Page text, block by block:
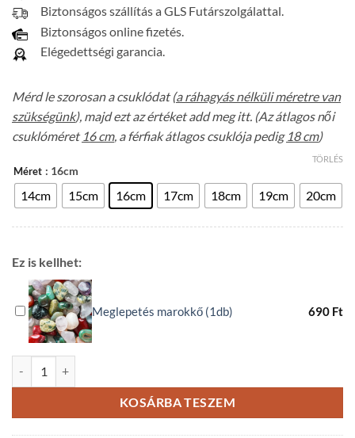
Biztonságos szállítás a GLS Futárszolgálattal.
Biztonságos online fizetés.
Elégedettségi garancia.
Mérd le szorosan a csuklódat (a ráhagyás nélküli méretre van
szükségünk), majd ezt az értéket add meg itt. (Az átlagos női
csuklóméret 16 cm, a férfiak átlagos csuklója pedig 18 cm)
Méret : 16cm
14cm 15cm 16cm 17cm 18cm 19cm 20cm
TÖRLÉS
Ez is kellhet:
Meglepetés marokkő (1db) 690 Ft
KOSÁRBA TESZEM